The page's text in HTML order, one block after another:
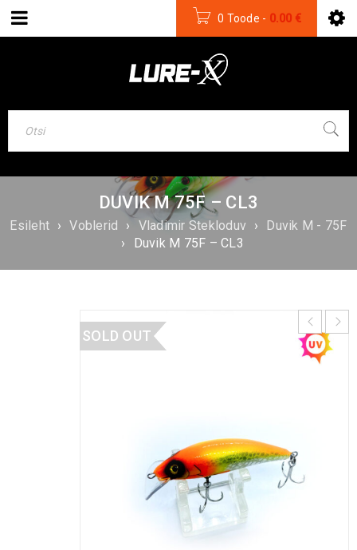
0 Toode - 0.00 €
DUVIK M 75F – CL3
Esileht › Voblerid › Vladimir Stekloduv ›
Duvik M - 75F
›
Duvik M 75F – CL3
SOLD OUT